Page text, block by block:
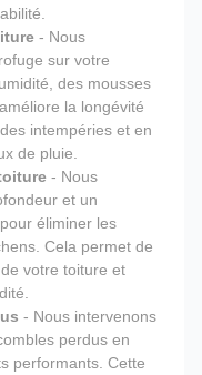
- Nous
sur votre
des mousses
la longévité
intempéries et en
de pluie.
- Nous
et un
éliminer les
Cela permet de
votre toiture et
- Nous intervenons
perdus en
performants. Cette